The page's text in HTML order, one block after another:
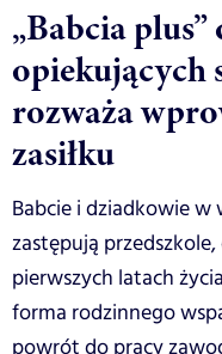
„Babcia
opiekujących
rozważa
zasiłku
Babcie i dziadkowie w
zastępują
pierwszych latach
forma rodzinnego
powrót do pracy